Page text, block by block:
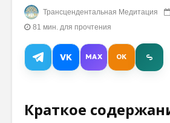
Трансцендентальная Медитация
81 мин. для прочтения
VK MAX OK
Краткое
Медитация:
Медитация: как
жизни